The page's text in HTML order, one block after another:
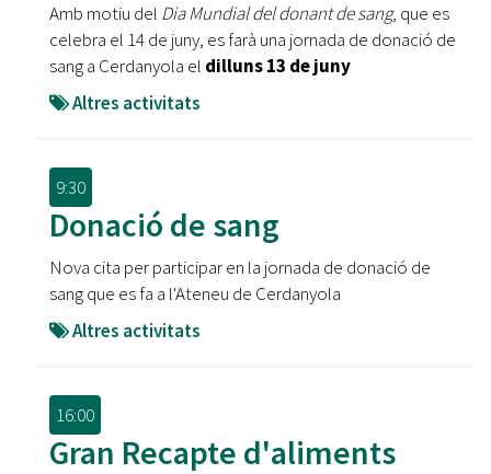
Amb motiu del Dia Mundial del donant de sang, que es
celebra el 14 de juny, es farà una jornada de donació de
sang a Cerdanyola el dilluns 13 de juny
Altres activitats
9:30
Donació de sang
Nova cita per participar en la jornada de donació de
sang que es fa a l'Ateneu de Cerdanyola
Altres activitats
16:00
Gran Recapte d'aliments